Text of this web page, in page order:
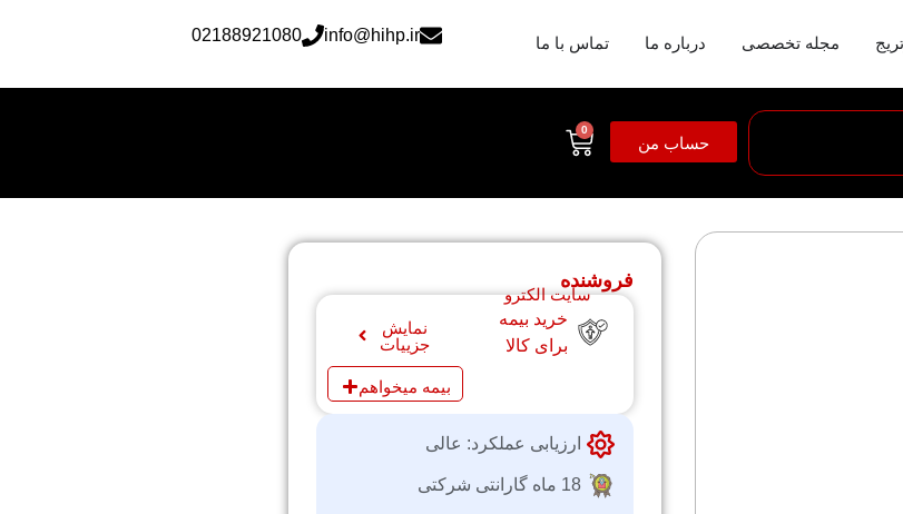
مجله تخصصی درباره ما تماس با ما info@hihp.ir
02188921080
حساب من
0
فروشنده
سایت الکترو
خرید بیمه
برای کالا
نمایش
جزییات
بیمه میخواهم
ارزیابی عملکرد: عالی
18 ماه گارانتی شرکتی